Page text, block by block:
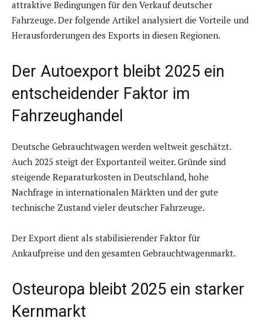
attraktive Bedingungen für den Verkauf deutscher
Fahrzeuge. Der folgende Artikel analysiert die Vorteile und
Herausforderungen des Exports in diesen Regionen.
Der Autoexport bleibt 2025 ein
entscheidender Faktor im
Fahrzeughandel
Deutsche Gebrauchtwagen werden weltweit geschätzt.
Auch 2025 steigt der Exportanteil weiter. Gründe sind
steigende Reparaturkosten in Deutschland, hohe
Nachfrage in internationalen Märkten und der gute
technische Zustand vieler deutscher Fahrzeuge.
Der Export dient als stabilisierender Faktor für
Ankaufpreise und den gesamten Gebrauchtwagenmarkt.
Osteuropa bleibt 2025 ein starker
Kernmarkt